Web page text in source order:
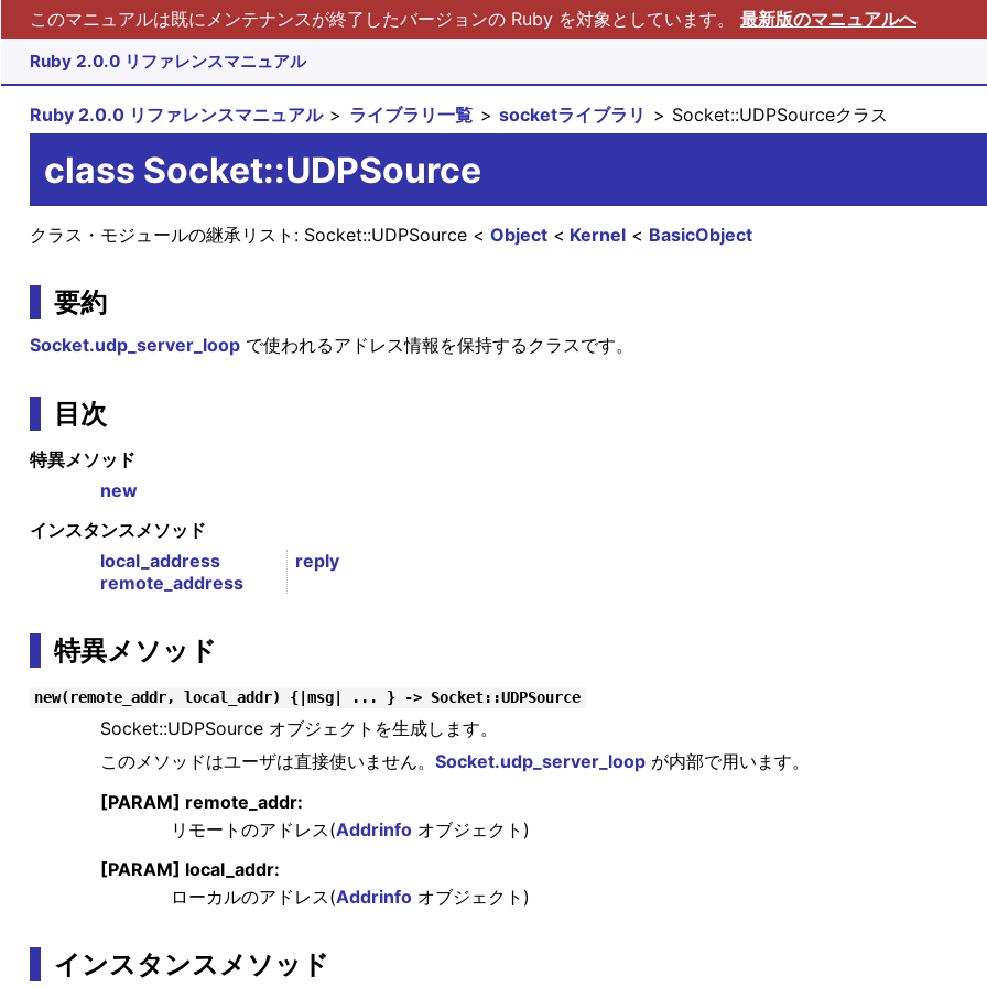
このマニュアルは既にメンテナンスが終了したバージョンの Ruby を対象としています。 最新版のマニュアルへ
Ruby 2.0.0 リファレンスマニュアル
Ruby 2.0.0 リファレンスマニュアル ライブラリ一覧 socketライブラリ Socket::UDPSourceクラス
class Socket::UDPSource
クラス・モジュールの継承リスト: BasicObject
Kernel
Object
Socket::UDPSource
要約
Socket.udp_server_loopで使われるアドレス情報を保持するクラスです。
目次
特異メソッド
new
インスタンスメソッド
local_address
remote_address
reply
特異メソッド
new(remote_addr, local_addr) {|msg| ... } -> Socket::UDPSource
Socket::UDPSource オブジェクトを生成します。
このメソッドはユーザは直接使いません。 Socket.udp_server_loopが内部で用います。
[PARAM] remote_addr:
リモートのアドレス(Addrinfoオブジェクト)
[PARAM] local_addr:
ローカルのアドレス(Addrinfoオブジェクト)
インスタンスメソッド